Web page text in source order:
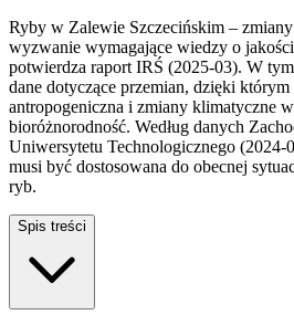
Ryby w Zalewie Szczecińskim –
wyzwanie wymagające wiedzy o
potwierdza raport IRŚ (2025-03). W
dane dotyczące przemian, dzięki którym
antropogeniczna i zmiany klimatyczne
bioróżnorodność. Według danych
Uniwersytetu Technologicznego (2024-
musi być dostosowana do obecnej
ryb.
Spis treści